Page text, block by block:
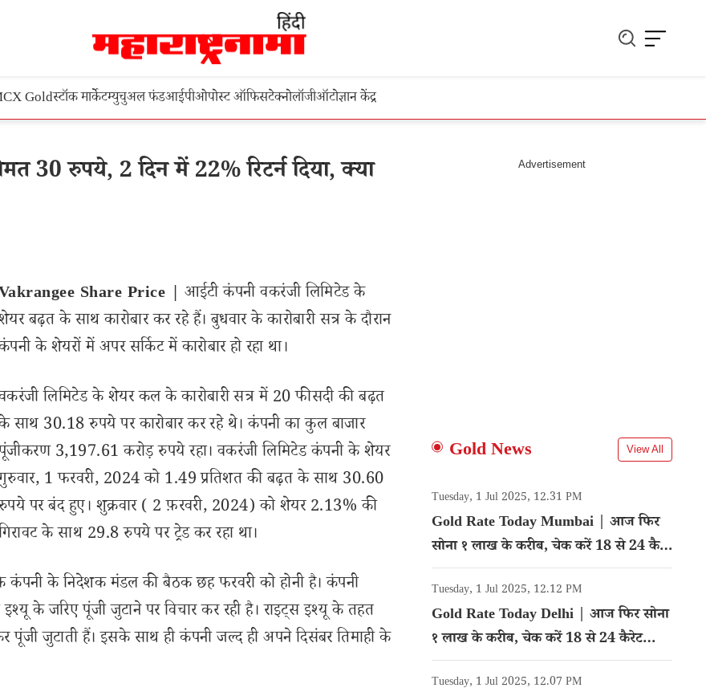
Goldस्टॉक मार्केटम्युचुअल फंडआईपीओपोस्ट ऑफिसटेक्नोलॉजीऑटोज्ञान केंद्र
30 रुपये, 2 दिन में 22% रिटर्न दिया, क्या
Share Price | आईटी कंपनी वकरंजी लिमिटेड के
बढ़त के साथ कारोबार कर रहे हैं। बुधवार के कारोबारी सत्र के दौरान
के शेयरों में अपर सर्किट में कारोबार हो रहा था।
लिमिटेड के शेयर कल के कारोबारी सत्र में 20 फीसदी की बढ़त
साथ 30.18 रुपये पर कारोबार कर रहे थे। कंपनी का कुल बाजार
3,197.61 करोड़ रुपये रहा। वकरंजी लिमिटेड कंपनी के शेयर
1 फरवरी, 2024 को 1.49 प्रतिशत की बढ़त के साथ 30.60
पर बंद हुए। शुक्रवार ( 2 फ़रवरी, 2024) को शेयर 2.13% की
के साथ 29.8 रुपये पर ट्रेड कर रहा था।
कंपनी के निदेशक मंडल की बैठक छह फरवरी को होनी है। कंपनी
के जरिए पूंजी जुटाने पर विचार कर रही है। राइट्स इश्यू के तहत
जुटाती हैं। इसके साथ ही कंपनी जल्द ही अपने दिसंबर तिमाही के
Gold News View All
Tuesday, 1 Jul 2025, 12.31 PM
Gold Rate Today Mumbai | आज फिर
सोना १ लाख के करीब, चेक करें 18 से 24 कैरेट
गोल्ड का रेट
Tuesday, 1 Jul 2025, 12.12 PM
Gold Rate Today Delhi | आज फिर सोना
१ लाख के करीब, चेक करें 18 से 24 कैरेट
गोल्ड का रेट
Tuesday, 1 Jul 2025, 12.07 PM